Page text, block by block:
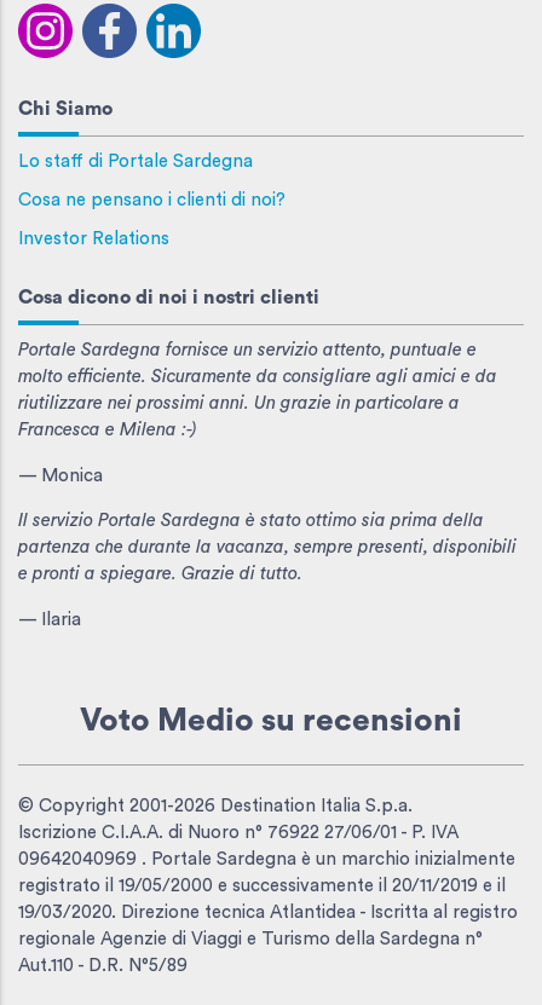
Chi Siamo
Lo staff di Portale Sardegna
Cosa ne pensano i clienti di noi?
Investor Relations
Cosa dicono di noi i nostri clienti
Portale Sardegna fornisce un servizio attento, puntuale e
molto efficiente. Sicuramente da consigliare agli amici e da
riutilizzare nei prossimi anni. Un grazie in particolare a
Francesca e Milena :-)
— Monica
Il servizio Portale Sardegna è stato ottimo sia prima della
partenza che durante la vacanza, sempre presenti, disponibili
e pronti a spiegare. Grazie di tutto.
— Ilaria
Voto Medio su recensioni
© Copyright 2001-2026 Destination Italia S.p.a.
Iscrizione C.I.A.A. di Nuoro n° 76922 27/06/01 - P. IVA
09642040969 . Portale Sardegna è un marchio inizialmente
registrato il 19/05/2000 e successivamente il 20/11/2019 e il
19/03/2020. Direzione tecnica Atlantidea - Iscritta al registro
regionale Agenzie di Viaggi e Turismo della Sardegna n°
Aut.110 - D.R. N°5/89